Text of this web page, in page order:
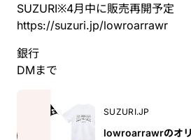
SUZURI※4月中に販売再開予定
https://suzuri.jp/lowroarrawr
銀行
DMまで
SUZURI.JP
lowroarrawrのオ